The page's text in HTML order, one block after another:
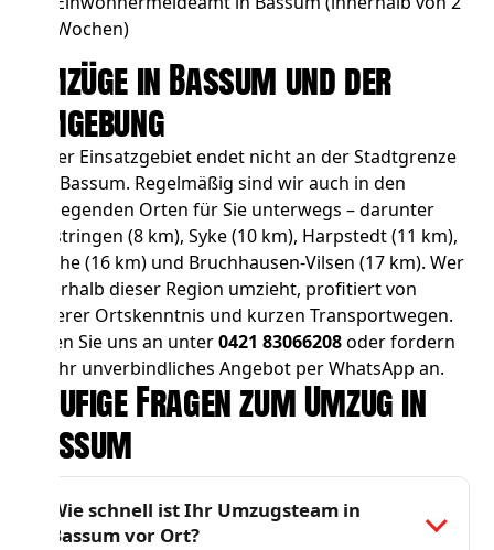
Wochen)
Umzüge in Bassum und der
Umgebung
Unser Einsatzgebiet endet nicht an der Stadtgrenze
von Bassum. Regelmäßig sind wir auch in den
umliegenden Orten für Sie unterwegs – darunter
Twistringen (8 km),Syke(10 km), Harpstedt(11 km),
Weyhe(16 km) und Bruchhausen-Vilsen (17 km). Wer
innerhalb dieser Region umzieht, profitiert von
unserer Ortskenntnis und kurzen Transportwegen.
Rufen Sie uns an unter0421 83066208oder fordern
Sie Ihr unverbindliches Angebot per WhatsApp an.
Häufige Fragen zum Umzug in
Bassum
Wie schnell ist Ihr Umzugsteam in
Bassum vor Ort?